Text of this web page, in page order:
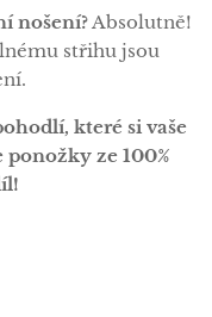
nošení?Absolutně!
střihu jsou
které si vaše
ze 100%